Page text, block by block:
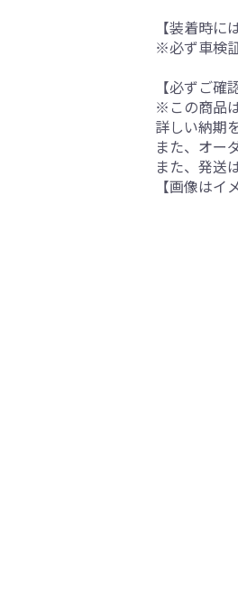
【装着時
※必ず車検
【必ずご確
※この商品
詳しい納期
また、オー
また、発送
【画像は